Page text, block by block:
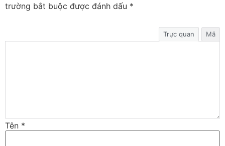
trường bắt buộc được đánh dấu *
Trực quan Mã
Tên *